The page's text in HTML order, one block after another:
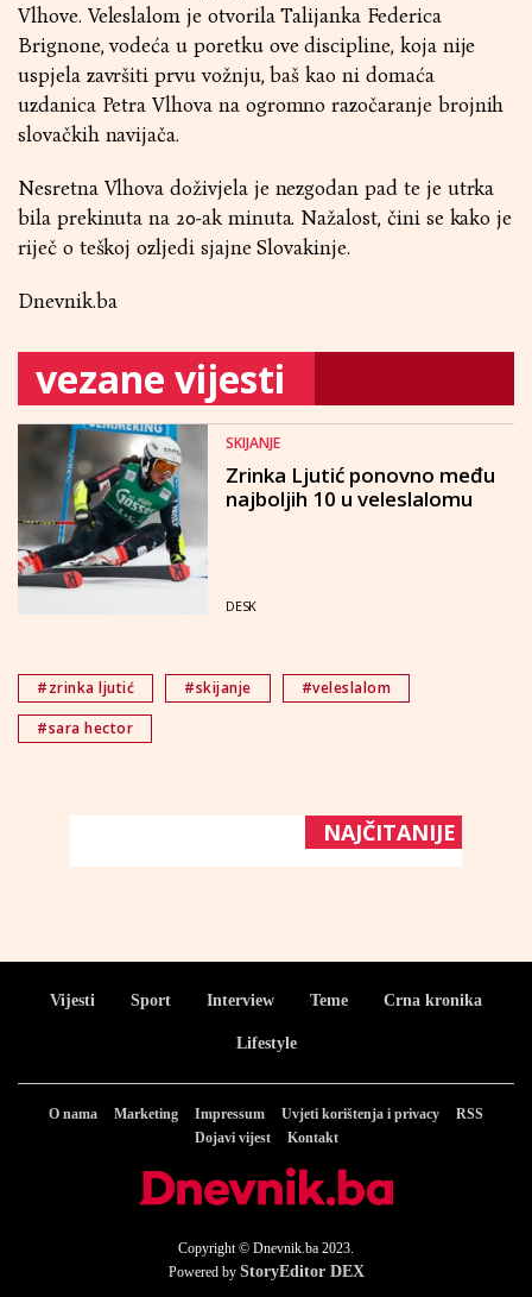
Vlhove. Veleslalom je otvorila Talijanka Federica
Brignone, vodeća u poretku ove discipline, koja nije
uspjela završiti prvu vožnju, baš kao ni domaća
uzdanica Petra Vlhova na ogromno razočaranje brojnih
slovačkih navijača.
Nesretna Vlhova doživjela je nezgodan pad te je utrka
bila prekinuta na 20-ak minuta. Nažalost, čini se kako je
riječ o teškoj ozljedi sjajne Slovakinje.
Dnevnik.ba
vezane vijesti
SKIJANJE
Zrinka Ljutić ponovno među
najboljih 10 u veleslalomu
DESK
#zrinka ljutić #skijanje
#veleslalom
#sara hector
NAJČITANIJE
Vijesti Sport Interview Teme Crna kronika
Lifestyle
O nama Marketing Impressum Uvjeti korištenja i privacy
RSS
Dojavi vijest
Kontakt
Copyright © Dnevnik.ba 2023.
Powered by StoryEditor DEX